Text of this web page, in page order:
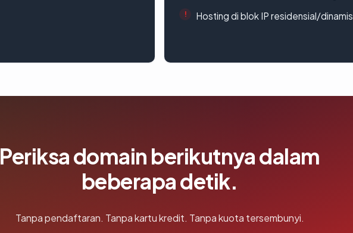
Hosting di blok IP residensial/dinamis
Periksa domain berikutnya dalam
beberapa detik.
Tanpa pendaftaran. Tanpa kartu kredit. Tanpa kuota tersembunyi.